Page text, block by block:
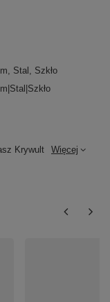
Krywult Więcej
Stal, Szkło